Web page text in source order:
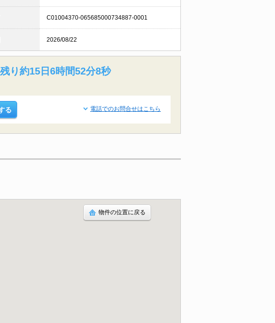
C01004370-065685000734887-0001
2026/08/22
残り約15日6時間52分7秒
る 電話でのお問合せはこちら
物件の位置に戻る